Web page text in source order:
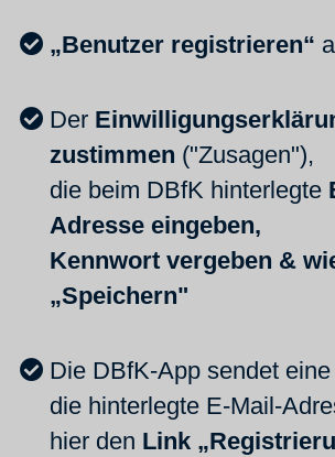
„Benutzer registrieren“
Der
zustimmen ("Zusagen"),
die beim DBfK hinterlegte
Adresse eingeben,
Kennwort vergeben &
„Speichern"
Die DBfK-App sendet
die hinterlegte E-Mail-
hier den Link